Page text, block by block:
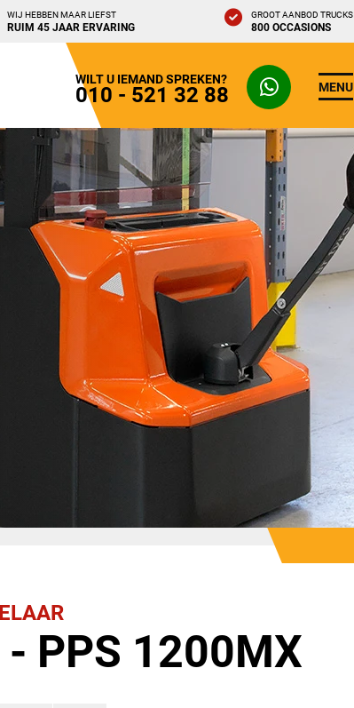
WIJ HEBBEN MAAR LIEFST
RUIM 45 JAAR ERVARING
GROOT AANBOD TRUCKS
800 OCCASIONS
WILT U IEMAND SPREKEN?
010 - 521 32 88 MENU
- PPS 1200MX